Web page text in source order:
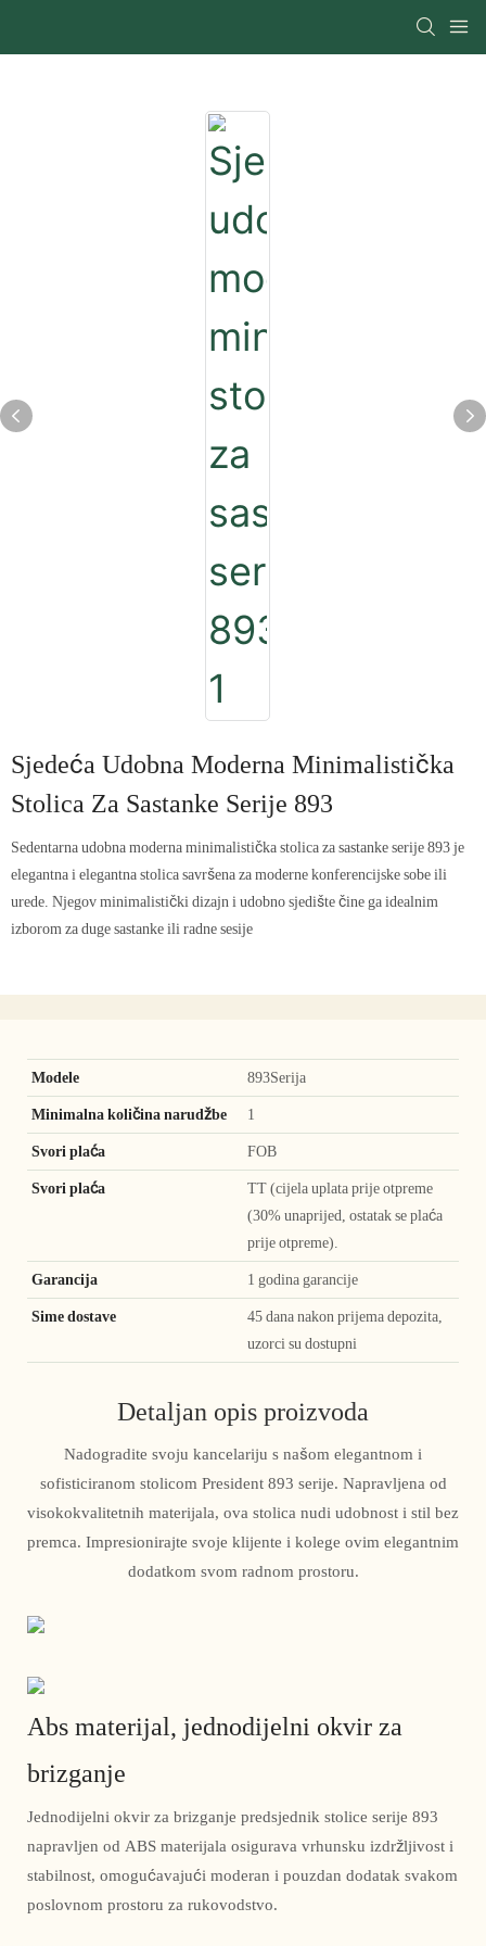
Sjedeća Udobna Moderna Minimalistička
Stolica Za Sastanke Serije 893
Sedentarna udobna moderna minimalistička stolica za sastanke serije 893 je
elegantna i elegantna stolica savršena za moderne konferencijske sobe ili
urede. Njegov minimalistički dizajn i udobno sjedište čine ga idealnim
izborom za duge sastanke ili radne sesije
Modele 893Serija
Minimalna količina narudžbe 1
Svori plaća FOB
Svori plaća
TT (cijela uplata prije otpreme
(30% unaprijed, ostatak se plaća
prije otpreme).
Garancija 1 godina garancije
Sime dostave
45 dana nakon prijema depozita,
uzorci su dostupni
Detaljan opis proizvoda
Nadogradite svoju kancelariju s našom elegantnom i
sofisticiranom stolicom President 893 serije. Napravljena od
visokokvalitetnih materijala, ova stolica nudi udobnost i stil bez
premca. Impresionirajte svoje klijente i kolege ovim elegantnim
dodatkom svom radnom prostoru.
Abs materijal, jednodijelni okvir za
brizganje
Jednodijelni okvir za brizganje predsjednik stolice serije 893
napravljen od ABS materijala osigurava vrhunsku izdržljivost i
stabilnost, omogućavajući moderan i pouzdan dodatak svakom
poslovnom prostoru za rukovodstvo.